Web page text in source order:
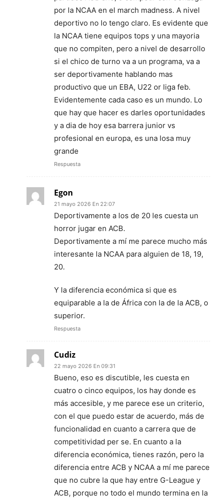
por la NCAA en el march madness. A nivel
deportivo no lo tengo claro. Es evidente que
la NCAA tiene equipos tops y una mayoria
que no compiten, pero a nivel de desarrollo
si el chico de turno va a un programa, va a
ser deportivamente hablando mas
productivo que un EBA, U22 or liga feb.
Evidentemente cada caso es un mundo. Lo
que hay que hacer es darles oportunidades
y a dia de hoy esa barrera junior vs
profesional en europa, es una losa muy
grande
Respuesta
Egon
21 mayo 2026 En 22:07
Deportivamente a los de 20 les cuesta un
horror jugar en ACB.
Deportivamente a mí me parece mucho más
interesante la NCAA para alguien de 18, 19,
20.
Y la diferencia económica si que es
equiparable a la de África con la de la ACB, o
superior.
Respuesta
Cudiz
22 mayo 2026 En 09:31
Bueno, eso es discutible, les cuesta en
cuatro o cinco equipos, los hay donde es
más accesible, y me parece ese un criterio,
con el que puedo estar de acuerdo, más de
funcionalidad en cuanto a carrera que de
competitividad per se. En cuanto a la
diferencia económica, tienes razón, pero la
diferencia entre ACB y NCAA a mí me parece
que no cubre la que hay entre G-League y
ACB, porque no todo el mundo termina en la